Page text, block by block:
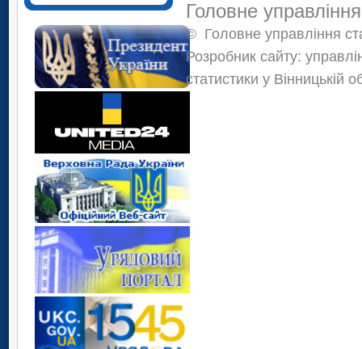
Головне
© Головне управління
Розробник сайту:
статистики у Вінницькій